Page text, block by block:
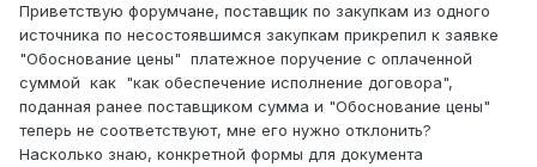
Приветствую форумчане, поставщик по закупкам из одного
источника по несостоявшимся закупкам прикрепил к заявке
"Обоснование цены" платежное поручение с оплаченной
суммой как "как обеспечение исполнение договора",
поданная ранее поставщиком сумма и "Обоснование цены"
теперь не соответствуют, мне его нужно отклонить?
Насколько знаю, конкретной формы для документа